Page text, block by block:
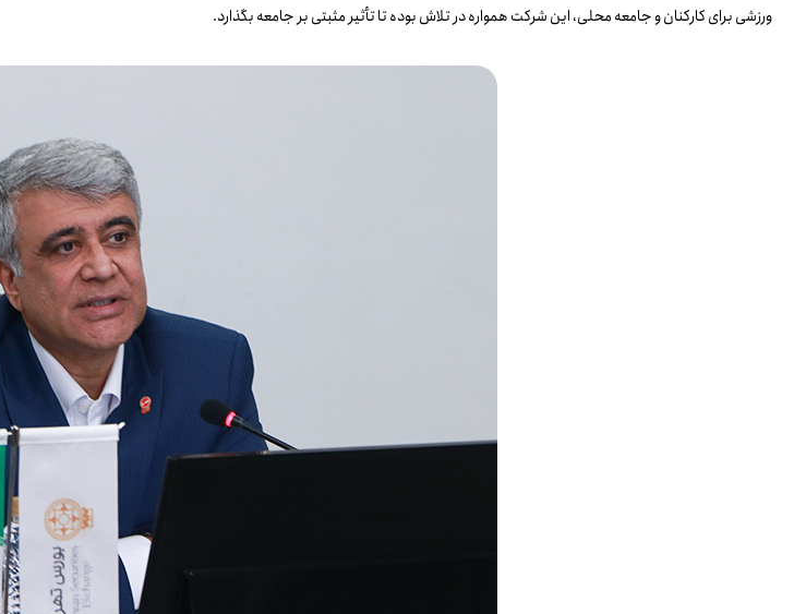
ورزشی برای کارکنان و جامعه محلی، این شرکت همواره در تلاش بوده تا تأثیر مثبتی بر جامعه بگذارد.